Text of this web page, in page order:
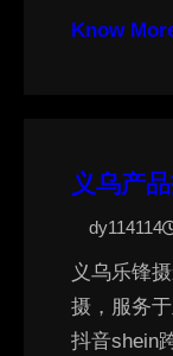
Know
义乌产
dy114114
义乌乐锋
摄，服务
抖音shein